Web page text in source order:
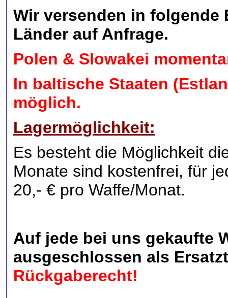
Wir versenden in folgende
Länder auf Anfrage.
Polen & Slowakei
In baltische Staaten
möglich.
Lagermöglichkeit:
Es besteht die Möglichkeit
Monate sind kostenfrei, für
20,- € pro Waffe/Monat.
Auf jede bei uns gekaufte
ausgeschlossen als
Rückgaberecht!